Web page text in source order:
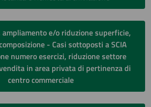
e/o riduzione superficie,
- Casi sottoposti a SCIA
numero esercizi, riduzione settore
in area privata di pertinenza di
centro commerciale